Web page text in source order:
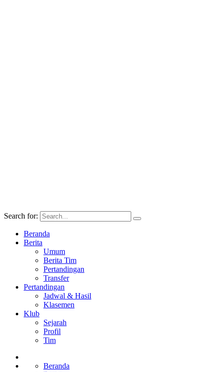
Search for:
Beranda
Berita
Umum
Berita Tim
Pertandingan
Transfer
Pertandingan
Jadwal & Hasil
Klasemen
Klub
Sejarah
Profil
Tim
Beranda